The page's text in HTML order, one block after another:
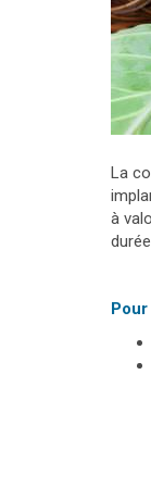
La
à